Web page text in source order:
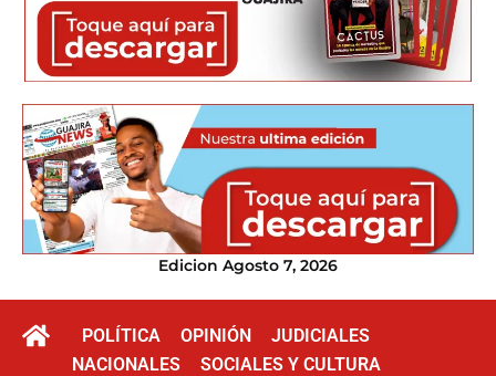
Edicion Agosto 7, 2026
POLÍTICA OPINIÓN
JUDICIALES
NACIONALES
SOCIALES Y CULTURA